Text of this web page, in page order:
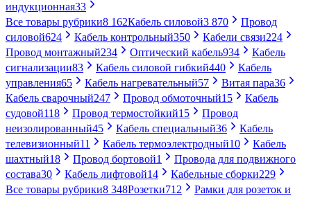
индукционная33
Все товары рубрики8 162Кабель силовой3 870
Провод
силовой624 Кабель контрольный350 Кабели связи224
Провод монтажный234 Оптический кабель934
Кабель
сигнализации83 Кабель силовой гибкий440
Кабель
управления65 Кабель нагревательный57 Витая пара36
Кабель сварочный247 Провод обмоточный15
Кабель
судовой118 Провод термостойкий15
Провод
неизолированный45 Кабель специальный36
Кабель
телевизионный11 Кабель термоэлектродный10
Кабель
шахтный18 Провод бортовой1
Провода для подвижного
состава30 Кабель лифтовой14 Кабельные сборки229
Все товары рубрики8 348Розетки712
Рамки для розеток и